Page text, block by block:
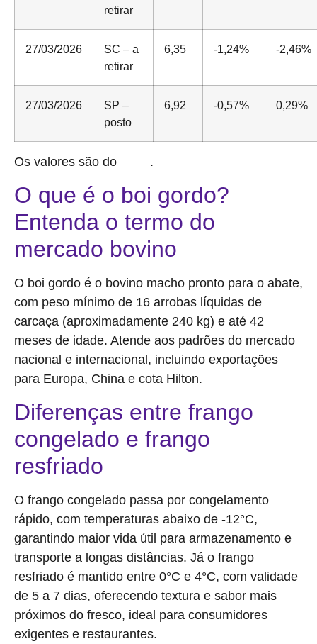
retirar
27/03/2026
SC – a
retirar
6,35 -1,24% -2,46%
27/03/2026
SP –
posto
6,92 -0,57% 0,29%
Os valores são do .
O que é o boi gordo?
Entenda o termo do
mercado bovino
O boi gordo é o bovino macho pronto para o abate,
com peso mínimo de 16 arrobas líquidas de
carcaça (aproximadamente 240 kg) e até 42
meses de idade. Atende aos padrões do mercado
nacional e internacional, incluindo exportações
para Europa, China e cota Hilton.
Diferenças entre frango
congelado e frango
resfriado
O frango congelado passa por congelamento
rápido, com temperaturas abaixo de -12°C,
garantindo maior vida útil para armazenamento e
transporte a longas distâncias. Já o frango
resfriado é mantido entre 0°C e 4°C, com validade
de 5 a 7 dias, oferecendo textura e sabor mais
próximos do fresco, ideal para consumidores
exigentes e restaurantes.